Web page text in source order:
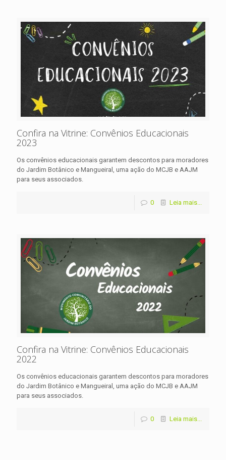
Confira na Vitrine: Convênios Educacionais
2023
Os convênios educacionais garantem descontos para moradores
do Jardim Botânico e Mangueiral, uma ação do MCJB e AAJM
para seus associados.
0 Leia mais...
Confira na Vitrine: Convênios Educacionais
2022
Os convênios educacionais garantem descontos para moradores
do Jardim Botânico e Mangueiral, uma ação do MCJB e AAJM
para seus associados.
0 Leia mais...